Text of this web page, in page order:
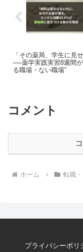
「その薬局、学生に見
──薬学実践実習8週間
る職場・ない職場”
コメント
ホーム 転職
プライバシーポリ